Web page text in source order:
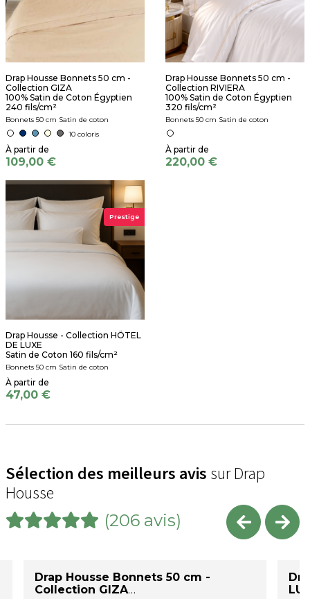
Drap Housse Bonnets 50 cm -
Collection GIZA
100% Satin de Coton Égyptien
240 fils/cm²
Bonnets 50 cm Satin de coton
10 coloris
109,00 €
Drap Housse Bonnets 50 cm -
Collection RIVIERA
100% Satin de Coton Égyptien
320 fils/cm²
Bonnets 50 cm Satin de coton
220,00 €
Prestige
Drap Housse - Collection HÔTEL
DE LUXE
Satin de Coton 160 fils/cm²
Bonnets 50 cm Satin de coton
47,00 €
Sélection des meilleurs avis sur Drap
Housse
(206 avis)
Drap Housse Bonnets 50 cm -
Collection GIZA